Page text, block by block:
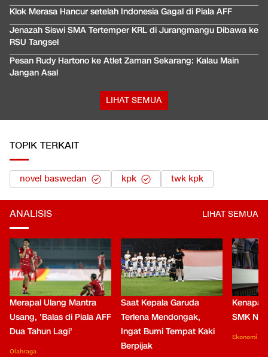
Klok Merasa Hancur setelah Indonesia Gagal di Piala AFF
Jenazah Siswi SMA Tertemper KRL di Jurangmangu Dibawa ke
RSU Tangsel
Pesan Rudy Hartono ke Atlet Zaman Sekarang: Kalau Main
Jangan Asal
LIHAT SEMUA
TOPIK TERKAIT
novel baswedan kpk twk kpk
ANALISIS LIHAT SEMUA
Merapal Ulang Mantra
Usang, 'Balas di Piala AFF
Dua Tahun Lagi'
Olahraga
Saat Kepala Garuda
Terlena Mendongak,
Ingat Bumi Tempat Kaki
Berpijak
Kenapa
SMK
Ekonomi